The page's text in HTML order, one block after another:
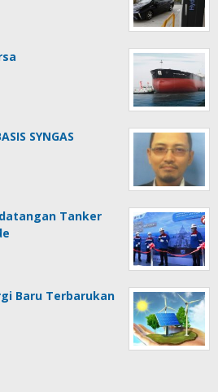
SYNGAS
Tanker
Baru Terbarukan